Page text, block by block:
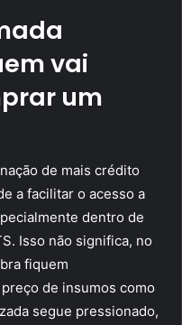
vai
um
de mais crédito
a facilitar o acesso a
dentro de
Isso não significa, no
fiquem
de insumos como
segue pressionado,